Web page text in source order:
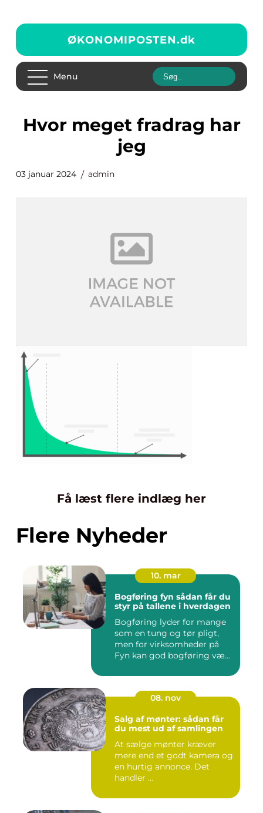
ØKONOMIPOSTEN.dk
Menu
hvor meget fradrag har
jeg
03 januar 2024 admin
Få læst flere indlæg her
Flere Nyheder
10. mar
Bogføring fyn sådan får du
styr på tallene i hverdagen
Bogføring lyder for mange
som en tung og tør pligt,
men for virksomheder på
Fyn kan god bogføring væ...
08. nov
Salg af mønter: sådan får
du mest ud af samlingen
At sælge mønter kræver
mere end et godt kamera og
en hurtig annonce. Det
handler ...